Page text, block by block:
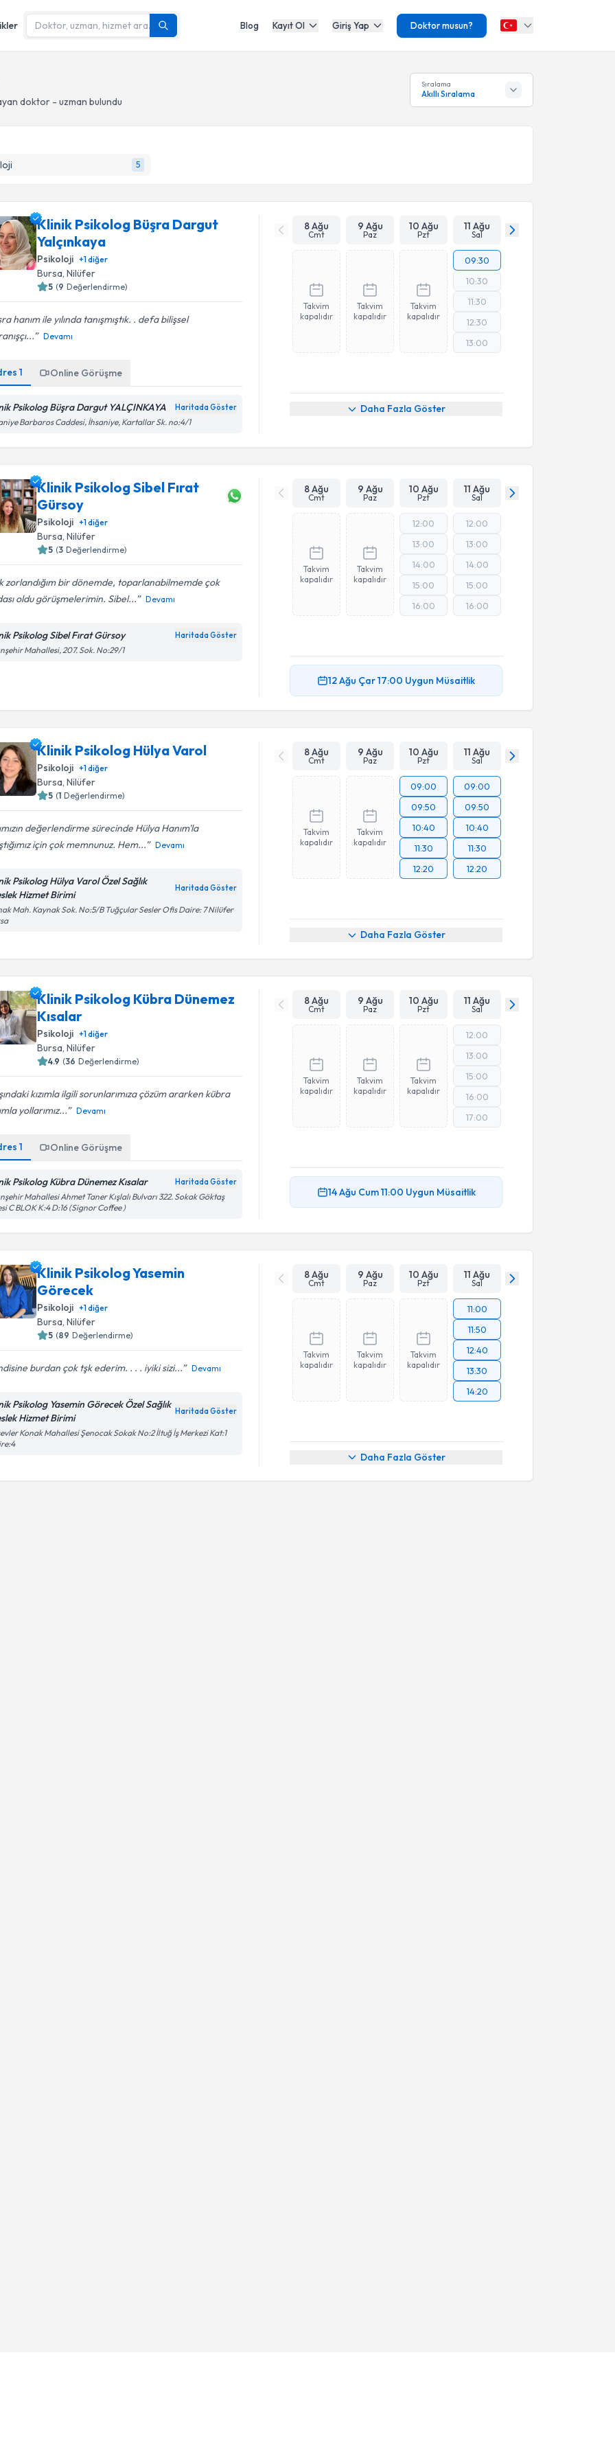
Blog Kayıt Ol Giriş Yap Doktor musun?
doktor - uzman bulundu
Sıralama
Akıllı Sıralama
5
Klinik Psikolog Büşra Dargut
Yalçınkaya
Psikoloji +1diğer
Bursa, Nilüfer
5 (9 Değerlendirme)
hanım ile yılında tanışmıştık. . defa bilişsel
Devamı
1 Online Görüşme
Psikolog Büşra Dargut YALÇINKAYA Haritada Göster
Barbaros Caddesi, İhsaniye, Kartallar Sk. no:4/1
8 Ağu
Cmt
9 Ağu
Paz
10 Ağu
Pzt
11 Ağu
Sal
Takvim
kapalıdır
Takvim
kapalıdır
Takvim
kapalıdır
09:30
10:30
11:30
12:30
13:00
Daha Fazla Göster
Klinik Psikolog Sibel Fırat
Gürsoy
Psikoloji +1diğer
Bursa, Nilüfer
5 (3 Değerlendirme)
zorlandığım bir dönemde, toparlanabilmemde çok
oldu görüşmelerimin. Sibel...
Devamı
Psikolog Sibel Fırat Gürsoy Haritada Göster
Mahallesi, 207. Sok. No:29/1
8 Ağu
Cmt
9 Ağu
Paz
10 Ağu
Pzt
11 Ağu
Sal
Takvim
kapalıdır
Takvim
kapalıdır
12:00
13:00
14:00
15:00
16:00
12:00
13:00
14:00
15:00
16:00
12 Ağu Çar17:00 Uygun Müsaitlik
Klinik Psikolog Hülya Varol
Psikoloji +1diğer
Bursa, Nilüfer
5 (1 Değerlendirme)
değerlendirme sürecinde Hülya Hanım'la
için çok memnunuz. Hem...
Devamı
Psikolog Hülya Varol Özel Sağlık
Hizmet Birimi
Haritada Göster
Mah. Kaynak Sok. No:5/B Tuğçular Sesler Ofis Daire: 7 Nilüfer
8 Ağu
Cmt
9 Ağu
Paz
10 Ağu
Pzt
11 Ağu
Sal
Takvim
kapalıdır
Takvim
kapalıdır
09:00
09:50
10:40
11:30
12:20
09:00
09:50
10:40
11:30
12:20
Daha Fazla Göster
Klinik Psikolog Kübra Dünemez
Kısalar
Psikoloji +1diğer
Bursa , Nilüfer
4.9 (36 Değerlendirme)
kızımla ilgili sorunlarımıza çözüm ararken kübra
yollarımız...
Devamı
1 Online Görüşme
Psikolog Kübra Dünemez Kısalar Haritada Göster
Mahallesi Ahmet Taner Kışlalı Bulvarı 322. Sokak Göktaş
C BLOK K:4 D:16 (Signor Coffee )
8 Ağu
Cmt
9 Ağu
Paz
10 Ağu
Pzt
11 Ağu
Sal
Takvim
kapalıdır
Takvim
kapalıdır
Takvim
kapalıdır
12:00
13:00
15:00
16:00
17:00
14 Ağu Cum11:00 Uygun Müsaitlik
Klinik Psikolog Yasemin
Görecek
Psikoloji +1diğer
Bursa , Nilüfer
5 (89 Değerlendirme)
burdan çok tşk ederim. . . . iyiki sizi... Devamı
Psikolog Yasemin Görecek Özel Sağlık
Hizmet Birimi
Haritada Göster
Konak Mahallesi Şenocak Sokak No:2 İltuğ İş Merkezi Kat:1
8 Ağu
Cmt
9 Ağu
Paz
10 Ağu
Pzt
11 Ağu
Sal
Takvim
kapalıdır
Takvim
kapalıdır
Takvim
kapalıdır
11:00
11:50
12:40
13:30
14:20
Daha Fazla Göster